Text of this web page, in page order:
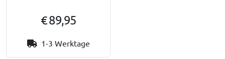
€ 89,95
1-3 Werktage